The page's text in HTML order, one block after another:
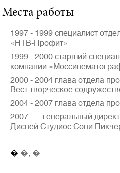
Места работы
1997 - 1999 специалист
«НТВ-Профит»
1999 - 2000 старший
компании
2000 - 2004 глава отдела
Вест творческое
2004 - 2007 глава отдела
2007 - ... генеральный
Дисней Студиос Сони
� �, �